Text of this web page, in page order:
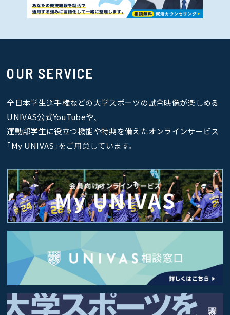
OUR SERVICE
全日本学生選手権などの大学スポーツの試合映像が楽しめる
UNIVAS公式YouTubeや、
運動部学生に役立つ機能や特典を備えたオンラインサービス
｢My UNIVAS｣をご用意しています。